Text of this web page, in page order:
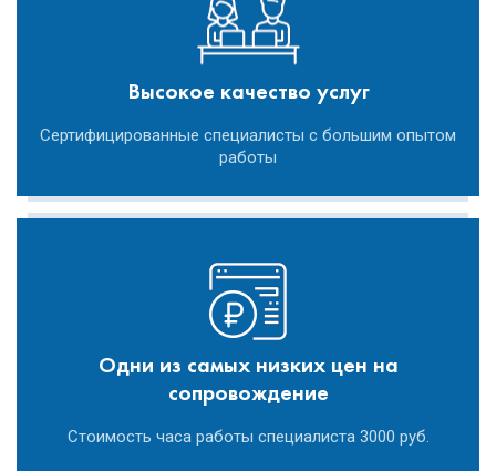
Высокое качество услуг
Сертифицированные специалисты с большим опытом
работы
Одни из самых низких цен на
сопровождение
Стоимость часа работы специалиста 3000 руб.